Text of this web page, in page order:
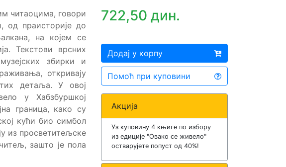
читаоцима, говори
од праисторије до
на којем се
Текстови врсних
збирки и
откривају
детаља. У овој
у Хабзбуршкој
граница, како су
кући био симбол
из просветитељске
зашто је пола
722,50 дин.
Додај у корпу
Помоћ при куповини
Акција
Уз куповину 4 књиге по избору
из едиције "Овако се живело"
остварујете попуст од 40%!